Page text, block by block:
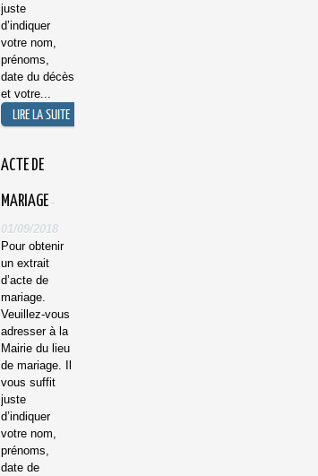
juste
d’indiquer
votre nom,
prénoms,
date du décès
et votre...
​ACTE DE
MARIAGE -
01/09/2018
Pour obtenir
un extrait
d’acte de
mariage.
Veuillez-vous
adresser à la
Mairie du lieu
de mariage. Il
vous suffit
juste
d’indiquer
votre nom,
prénoms,
date de